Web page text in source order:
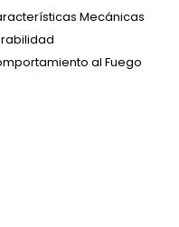
Mecánicas
al Fuego